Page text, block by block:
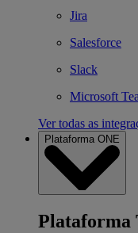
Jira
Salesforce
Slack
Microsoft
Ver todas as
Plataforma ONE
Plataforma